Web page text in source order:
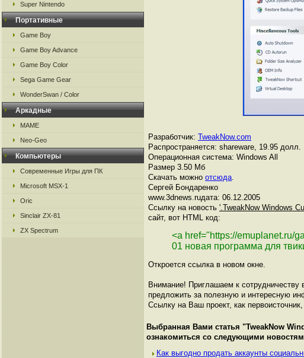
Super Nintendo
Портативные
Game Boy
Game Boy Advance
Game Boy Color
Sega Game Gear
WonderSwan / Color
Аркадные
MAME
Neo-Geo
Компьютеры
Современные Игры для ПК
Microsoft MSX-1
Oric
Sinclair ZX-81
ZX Spectrum
Разработчик: TweakNow.com
Распространяется: shareware, 19.95 долл.
Операционная система: Windows All
Размер 3.50 Мб
Скачать можно отсюда.
Сергей Бондаренко
www.3dnews.ruдата: 06.12.2005
Ссылку на новость '.TweakNow Windows
сайт, вот HTML код:
<a href="https://emuplanet.ru/
01 новая программа для
Откроется ссылка в новом окне.
Внимание! Приглашаем к
предложить за полезную и интересную
Ссылку на Ваш проект, как
Выбранная Вами статья "TweakNow
ознакомиться со следующими
Как выгодно продать аккаунты